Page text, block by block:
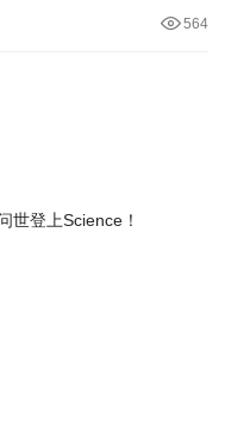
564
世登上Science！